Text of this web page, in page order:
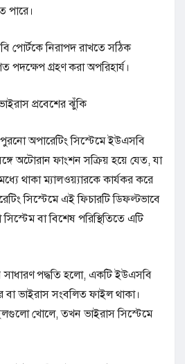
পারে।
পোর্টকে নিরাপদ রাখতে সঠিক
পদক্ষেপ গ্রহণ করা অপরিহার্য।
প্রবেশের ঝুঁকি
অপারেটিং সিস্টেমে ইউএসবি
অটোরান ফাংশন সক্রিয় হয়ে যেত, যা
থাকা ম্যালওয়্যারকে কার্যকর করে
সিস্টেমে এই ফিচারটি ডিফল্টভাবে
বা বিশেষ পরিস্থিতিতে এটি
সাধারণ পদ্ধতি হলো, একটি ইউএসবি
বা ভাইরাস সংবলিত ফাইল থাকা।
খোলে, তখন ভাইরাস সিস্টেমে